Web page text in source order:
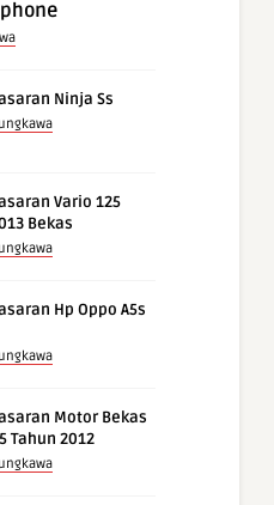
Ninja Ss
Vario 125
Bekas
Hp Oppo A5s
Motor Bekas
Tahun 2012